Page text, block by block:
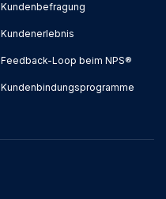
Kundenbefragung
Kundenerlebnis
Feedback-Loop beim NPS®
Kundenbindungsprogramme